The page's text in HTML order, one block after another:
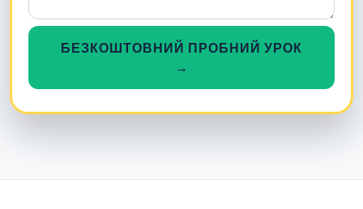
БЕЗКОШТОВНИЙ ПРОБНИЙ УРОК
→